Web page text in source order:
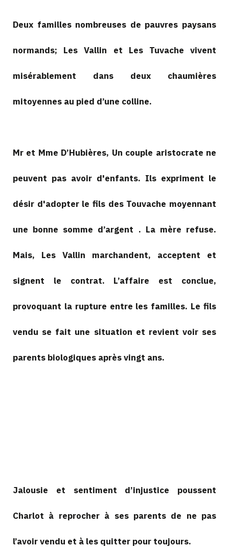
Deux familles nombreuses de pauvres paysans
normands; Les Vallin et Les Tuvache vivent
misérablement dans deux chaumières
mitoyennes au pied d’une colline.
Mr et Mme D’Hubières, Un couple aristocrate ne
peuvent pas avoir d'enfants. Ils expriment le
désir d'adopter le fils des Touvache moyennant
une bonne somme d’argent . La mère refuse.
Mais, Les Vallin marchandent, acceptent et
signent le contrat. L’affaire est conclue,
provoquant la rupture entre les familles. Le fils
vendu se fait une situation et revient voir ses
parents biologiques après vingt ans.
Jalousie et sentiment d’injustice poussent
Charlot à reprocher à ses parents de ne pas
l’avoir vendu et à les quitter pour toujours.